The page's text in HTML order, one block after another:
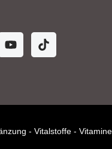
- Vitalstoffe - Vitamine